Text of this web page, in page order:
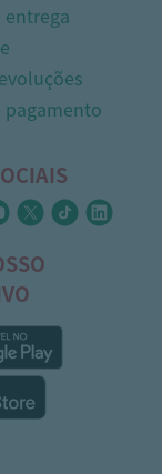
entrega
pagamento